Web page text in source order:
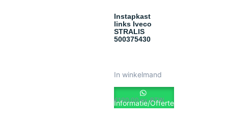
Instapkast
links Iveco
STRALIS
500375430
€100.00 ex. BTW
In winkelmand
Informatie/Offerte